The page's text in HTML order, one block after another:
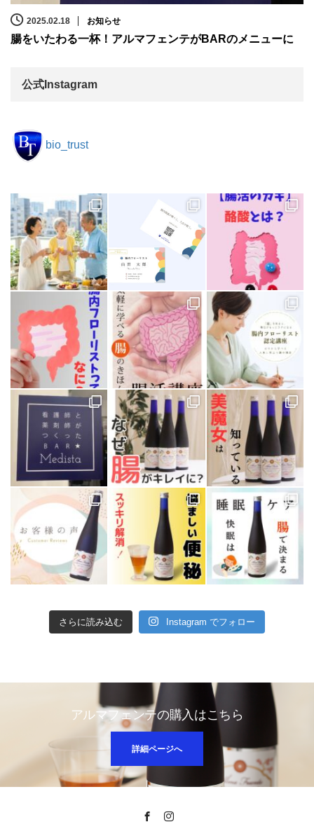
2025.02.18 お知らせ
腸をいたわる一杯！アルマフェンテがBARのメニューに
公式Instagram
bio_trust
さらに読み込む Instagram でフォロー
アルマフェンテの購入はこちら
詳細ページへ
Facebook